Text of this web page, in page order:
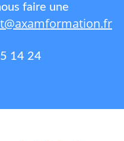
faire une
14 24